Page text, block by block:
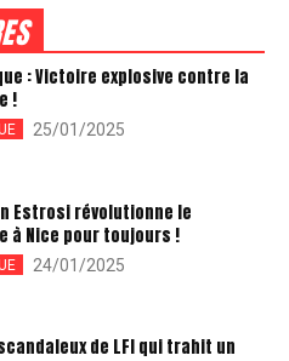
: Victoire explosive contre la
!
25/01/2025
Estrosi révolutionne le
à Nice pour toujours !
24/01/2025
de LFI qui trahit un